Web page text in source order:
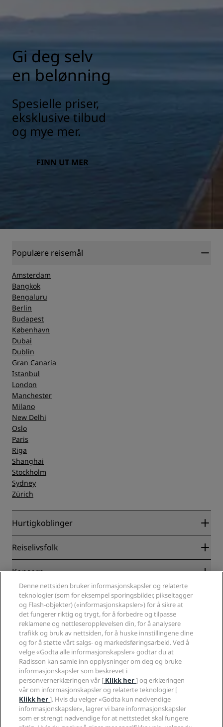
Gi deg selv
en belønning
Spesielle priser,
eksklusive tilbud
og mye mer.
FINN UT MER
Populære reisemål
Amsterdam
Bangkok
Bengaluru
Berlin
Budapest
København
Dubai
Dublin
Gran Canaria
Istanbul
London
Manchester
Milano
New Delhi
Oslo
Paris
Riga
Shanghai
Stockholm
Sydney
Zürich
Hurtigkoblinger
Radisson Rewards
Blog
Nye hoteller og hoteller under utvikling
Radisson Hotels APP
Sportsgodkjente hoteller
Familievennlige hoteller
Helse og sikkerhet
Reiselivsfolk
Partnere
Konsern
Radisson Hotel Group
Presse
Jobb i RHG
Jobb i PPHE
Karriere EHL
The Club by RHG
Utviklingsmuligheter
Ansvarlig virksomhet
Innkjøp
Juridisk
Personvernsenter
Juridisk informasjon
Vilkår og betingelser for Radisson Rewards
Avtale om nettstedsbruk
Digital tilgjengelighet
Erklæring om moderne slaveri
Redegjørelse om våre aktsomhetsvuderinger
Hjelp
Forbrukervarsler
Kontakt
VANLIGE SPØRSMÅL
Sidekart
Sosiale medier
Radisson Hotels-merker
Denne nettsiden bruker informasjonskapsler og relaterte
teknologier (som for eksempel sporingsbilder, pikseltagger
og Flash-objekter) («informasjonskapsler») for å sikre at
det fungerer riktig og trygt, for å forbedre og tilpasse
reklamene og nettleseropplevelsen din, for å analysere
trafikk og bruk av nettsiden, for å huske innstillingene dine
og for å støtte vårt salgs- og markedsføringsarbeid. Ved å
velge «Godta alle informasjonskapsler» godtar du at
Radisson kan samle inn opplysninger om deg og bruke
informasjonskapsler som beskrevet i
personvernerklæringen vår [ Klikk her] og erklæringen
vår om informasjonskapsler og relaterte teknologier [
Klikk her]. Hvis du velger «Godta kun nødvendige
informasjonskapsler», lagrer vi bare informasjonskapsler
som er strengt nødvendige for at nettstedet skal fungere